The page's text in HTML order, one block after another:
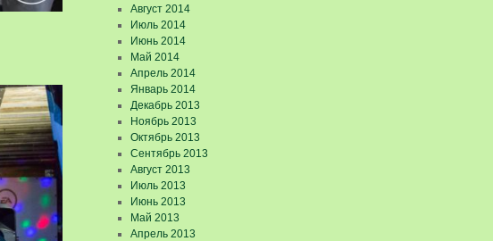
Август 2014
Июль 2014
Июнь 2014
Май 2014
Апрель 2014
Январь 2014
Декабрь 2013
Ноябрь 2013
Октябрь 2013
Сентябрь 2013
Август 2013
Июль 2013
Июнь 2013
Май 2013
Апрель 2013